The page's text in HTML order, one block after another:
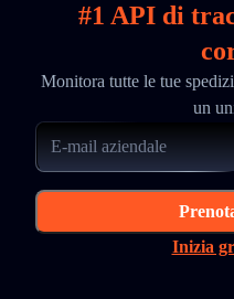
#1 API di
Monitora tutte le tue
un
Inizia